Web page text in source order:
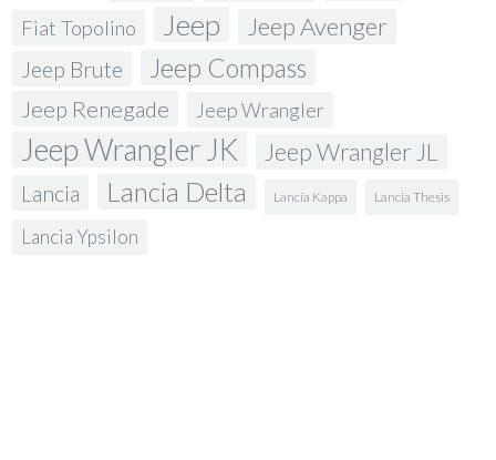
Fiat Topolino Jeep Jeep Avenger
Jeep Brute Jeep Compass
Jeep Renegade Jeep Wrangler
Jeep Wrangler JK Jeep Wrangler JL
Lancia Lancia Delta Lancia Kappa Lancia Thesis
Lancia Ypsilon